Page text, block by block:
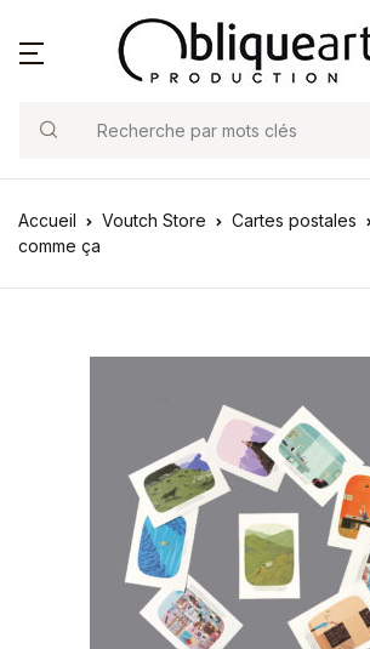
Search
Accueil Voutch Store Cartes postales
comme ça